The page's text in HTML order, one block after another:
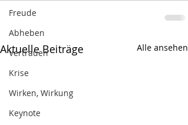
Freude
Abheben
Vertrauen
Krise
Wirken, Wirkung
Keynote
Aktuelle Beiträge Alle ansehen